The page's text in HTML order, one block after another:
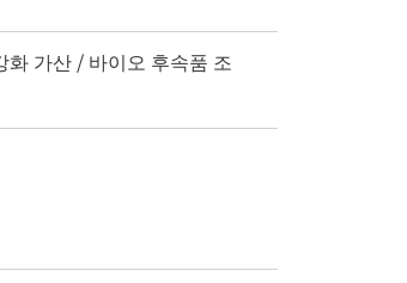
가산 / 바이오 후속품 조